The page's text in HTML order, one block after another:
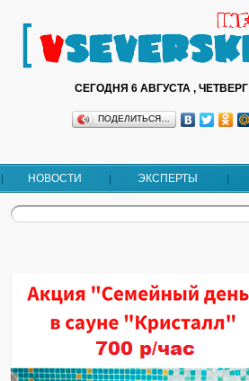
СЕГОДНЯ 6 АВГУСТА , ЧЕТВЕРГ
ПОДЕЛИТЬСЯ…
НОВОСТИ ЭКСПЕРТЫ